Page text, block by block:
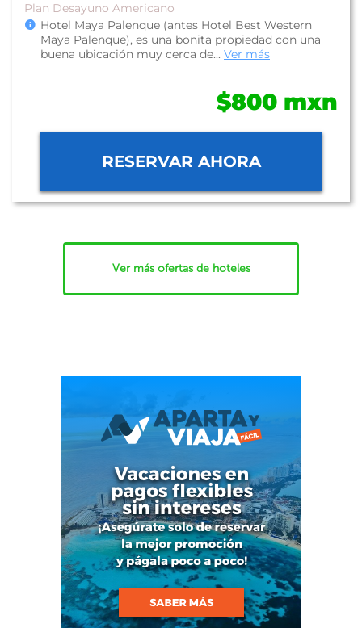
Plan Desayuno Americano
Hotel Maya Palenque (antes Hotel Best Western
Maya Palenque), es una bonita propiedad con una
buena ubicación muy cerca de... Ver más
$800 mxn
RESERVAR AHORA
Ver más ofertas de hoteles